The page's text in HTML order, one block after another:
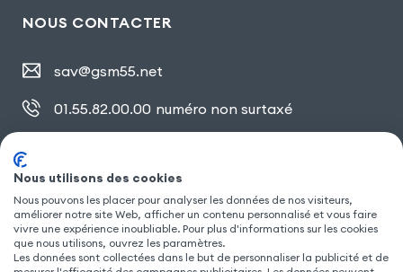
NOUS CONTACTER
sav@gsm55.net
01.55.82.00.00 numéro non surtaxé
SUIVEZ NOUS
Nous utilisons des cookies
Nous pouvons les placer pour analyser les données de nos visiteurs,
améliorer notre site Web, afficher un contenu personnalisé et vous faire
vivre une expérience inoubliable. Pour plus d'informations sur les cookies
que nous utilisons, ouvrez les paramètres.
Les données sont collectées dans le but de personnaliser la publicité et de